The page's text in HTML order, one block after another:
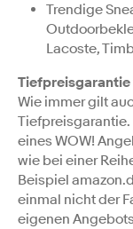
Trendige
Lacoste,
Wie immer gilt
Tiefpreisgarantie.
eines WOW!
wie bei einer
Beispiel
einmal nicht der
eigenen